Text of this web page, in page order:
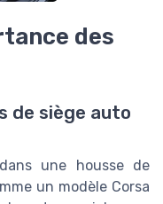
des
de siège auto
une housse de
un modèle Corsa